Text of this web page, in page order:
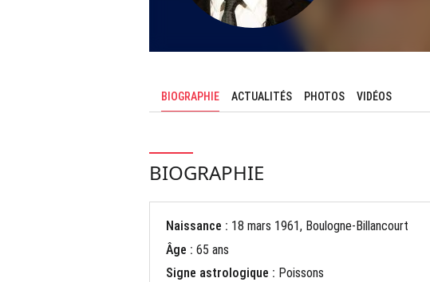
BIOGRAPHIE ACTUALITÉS PHOTOS VIDÉOS
BIOGRAPHIE
Naissance : 18 mars 1961, Boulogne-Billancourt
Âge :65 ans
Signe astrologique : Poissons